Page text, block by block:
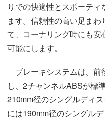
りでの快適性とスポーテ
ます。信頼性の高い足ま
て、コーナリング時にも
可能にします。
ブレーキシステムは、前
し、2チャンネルABSが標
210mm径のシングルディ
には190mm径のシングル